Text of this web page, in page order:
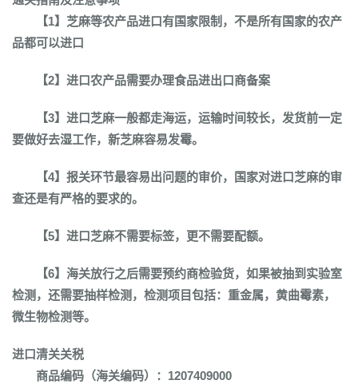
【1】芝麻等农产品进口有国家限制，不是所有国家的农产
品都可以进口
【2】进口农产品需要办理食品进出口商备案
【3】进口芝麻一般都走海运，运输时间较长，发货前一定
要做好去湿工作，新芝麻容易发霉。
【4】报关环节最容易出问题的审价，国家对进口芝麻的审
查还是有严格的要求的。
【5】进口芝麻不需要标签，更不需要配额。
【6】海关放行之后需要预约商检验货，如果被抽到实验室
检测，还需要抽样检测，检测项目包括：重金属，黄曲霉素，
微生物检测等。
进口清关关税
商品编码（海关编码）：1207409000